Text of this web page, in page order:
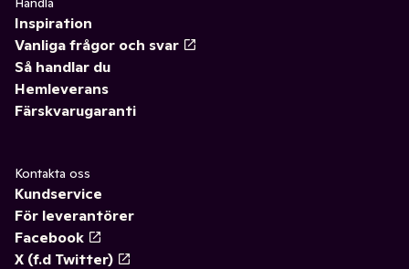
Inspiration
Vanliga frågor och svar
Så handlar du
Hemleverans
Färskvarugaranti
Kontakta oss
Kundservice
För leverantörer
Facebook
X (f.d Twitter)